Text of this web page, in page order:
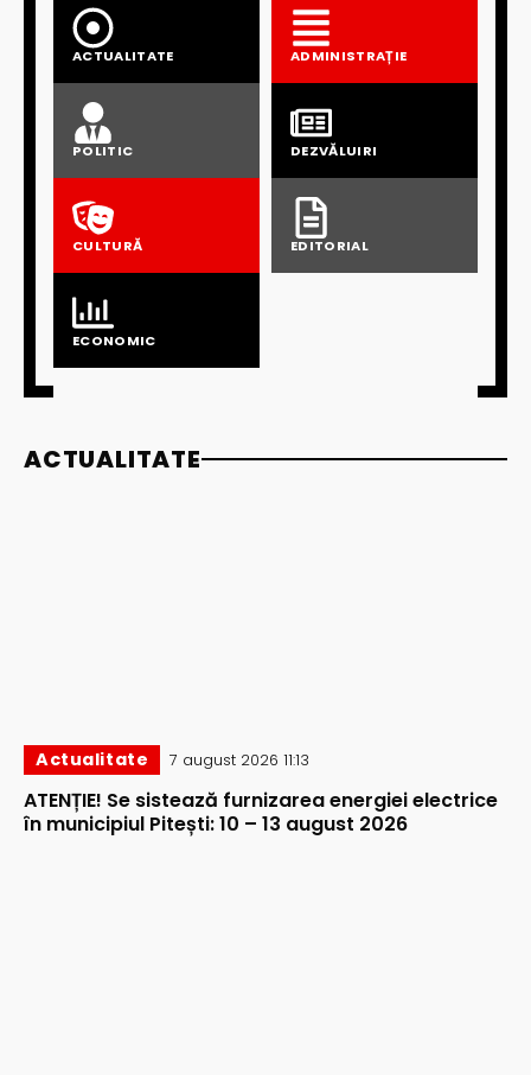
ACTUALITATE ADMINISTRAȚIE
POLITIC DEZVĂLUIRI
CULTURĂ EDITORIAL
ECONOMIC
ACTUALITATE
Actualitate 7 august 2026 11:13
ATENȚIE! Se sistează furnizarea energiei electrice
în municipiul Pitești: 10 – 13 august 2026